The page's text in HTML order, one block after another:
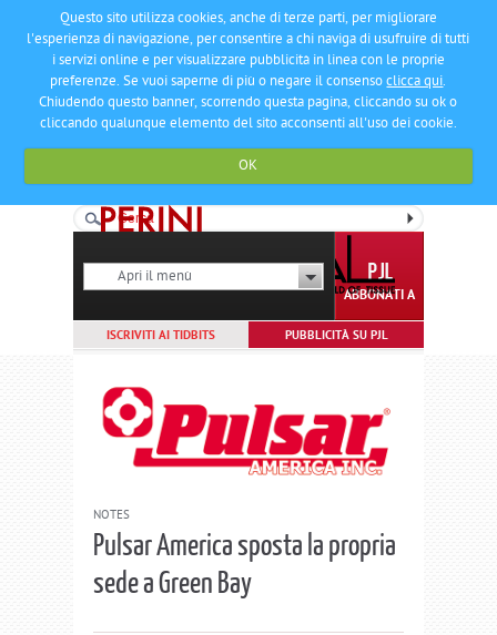
Questo sito utilizza cookies, anche di terze parti, per migliorare
l'esperienza di navigazione, per consentire a chi naviga di usufruire di tutti
i servizi online e per visualizzare pubblicità in linea con le proprie
preferenze. Se vuoi saperne di più o negare il consensoclicca qui.
Chiudendo questo banner, scorrendo questa pagina, cliccando su ok o
cliccando qualunque elemento del sito acconsenti all'uso dei cookie.
OK
Apri il menù
ABBONATI A
PUBBLICITÀ SU PJL
ISCRIVITI AI TIDBITS
NOTES
Pulsar America sposta la propria
sede a Green Bay